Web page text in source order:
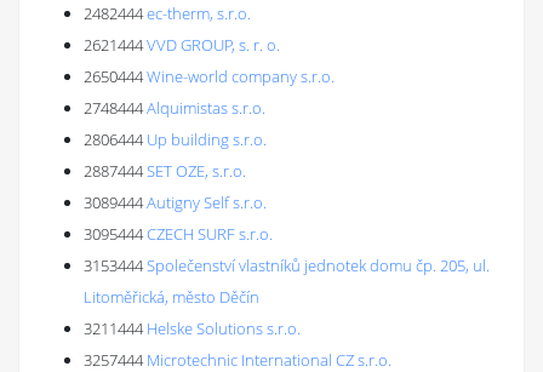
2482444ec-therm, s.r.o.
2621444VVD GROUP, s. r. o.
2650444Wine-world company s.r.o.
2748444Alquimistas s.r.o.
2806444 Up building s.r.o.
2887444SET OZE, s.r.o.
3089444Autigny Self s.r.o.
3095444CZECH SURF s.r.o.
3153444Společenství vlastníků jednotek domu čp. 205, ul.
Litoměřická, město Děčín
3211444 Helske Solutions s.r.o.
3257444 Microtechnic International CZ s.r.o.